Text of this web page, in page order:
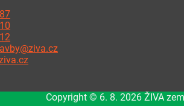
Copyright © 6. 8. 2026 ŽIVA